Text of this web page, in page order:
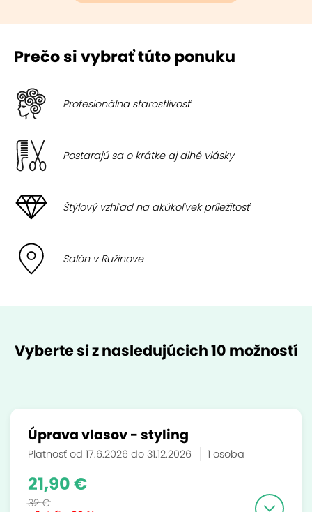
Prečo si vybrať túto ponuku
Profesionálna starostlivosť
Postarajú sa o krátke aj dlhé vlásky
Štýlový vzhľad na akúkoľvek príležitosť
Salón v Ružinove
Vyberte si z nasledujúcich 10 možností
Úprava vlasov - styling
Platnosť od 17.6.2026 do 31.12.2026 1 osoba
21,90 €
32 €